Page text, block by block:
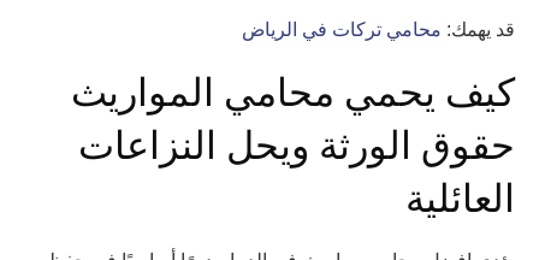
قد يهمك: محامي تركات في الرياض
كيف يحمي محامي المواريث
حقوق الورثة ويحل النزاعات
العائلية